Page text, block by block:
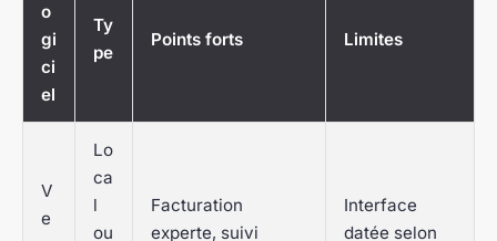
o
gi
ci
el
Ty
pe
Points forts Limites
V
e
Lo
ca
l
ou
Facturation
experte, suivi
Interface
datée selon